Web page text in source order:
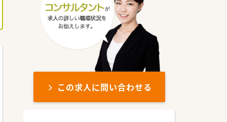
この求人に問い合わせる